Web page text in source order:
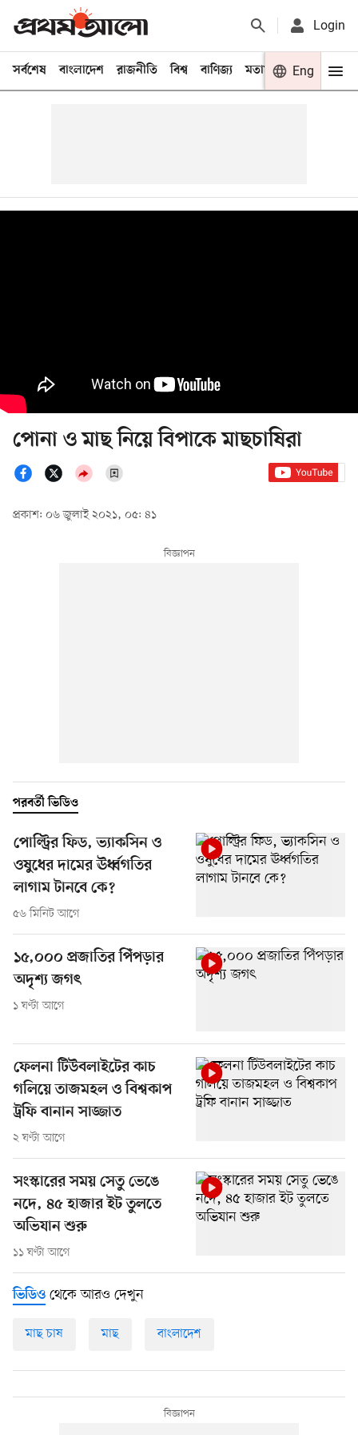
Login
সর্বশেষ বাংলাদেশ রাজনীতি বিশ্ব বাণিজ্য মতামত খেলা
Eng
পোনা ও মাছ নিয়ে বিপাকে মাছচাষিরা
প্রকাশ: ০৬ জুলাই ২০২১, ০৫: ৪১
পরবর্তী ভিডিও
পোল্ট্রির ফিড, ভ্যাকসিন ও
ওষুধের দামের ঊর্ধ্বগতির
লাগাম টানবে কে?
৫৬ মিনিট আগে
১৫,০০০ প্রজাতির পিঁপড়ার
অদৃশ্য জগৎ
১ ঘণ্টা আগে
ফেলনা টিউবলাইটের কাচ
গলিয়ে তাজমহল ও বিশ্বকাপ
ট্রফি বানান সাজ্জাত
২ ঘণ্টা আগে
সংস্কারের সময় সেতু ভেঙে
নদে, ৪৫ হাজার ইট তুলতে
অভিযান শুরু
১১ ঘণ্টা আগে
ভিডিও থেকে আরও দেখুন
মাছ চাষ মাছ বাংলাদেশ